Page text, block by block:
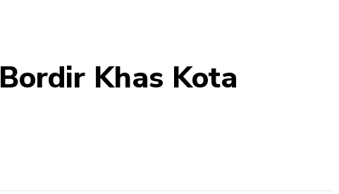
Khas Kota